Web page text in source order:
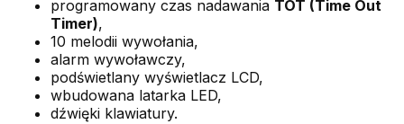
programowany czas nadawania TOT (Time Out
Timer),
10 melodii wywołania,
alarm wywoławczy,
podświetlany wyświetlacz LCD,
wbudowana latarka LED,
dźwięki klawiatury.